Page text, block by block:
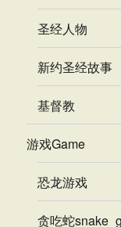
圣经人物
新约圣经故事
基督教
游戏Game
恐龙游戏
贪吃蛇